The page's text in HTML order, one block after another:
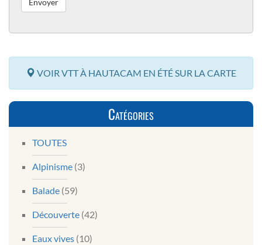
VOIR VTT À HAUTACAM EN ÉTÉ SUR LA CARTE
Catégories
TOUTES
Alpinisme (3)
Balade (59)
Découverte (42)
Eaux vives (10)